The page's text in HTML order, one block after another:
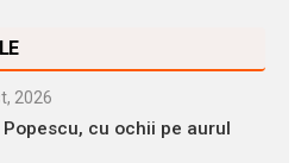
2026
Popescu, cu ochii pe aurul